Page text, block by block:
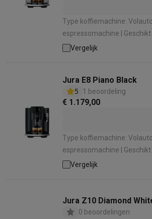
Type koffiemachine:
espressomachine | Geschikt voor: Koffiebonen ,
Gemalen koffie | Geschikt voor melk
opschuimen: Ja | Manier
Bedieningspaneel:
Vergelijk
Jura E8 Piano Black
5
1 beoordeling
€ 1.179,00
Type koffiemachine:
espressomachine | Geschikt voor: Koffiebonen ,
Gemalen koffie | Geschikt voor melk
opschuimen: Ja | Manier
Bedieningspaneel:
Vergelijk
Jura Z10 Diamond
0 beoordelingen